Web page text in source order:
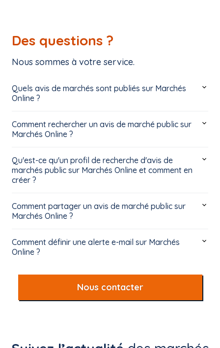
Des questions ?
Nous sommes à votre service.
Quels avis de marchés sont publiés sur Marchés
Online ?
Comment rechercher un avis de marché public sur
Marchés Online ?
Qu'est-ce qu'un profil de recherche d'avis de
marchés public sur Marchés Online et comment en
créer ?
Comment partager un avis de marché public sur
Marchés Online ?
Comment définir une alerte e-mail sur Marchés
Online ?
Nous contacter